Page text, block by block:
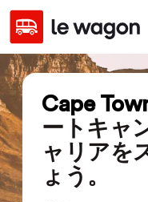
Cape
ートキャ
ャリアを
ょう。